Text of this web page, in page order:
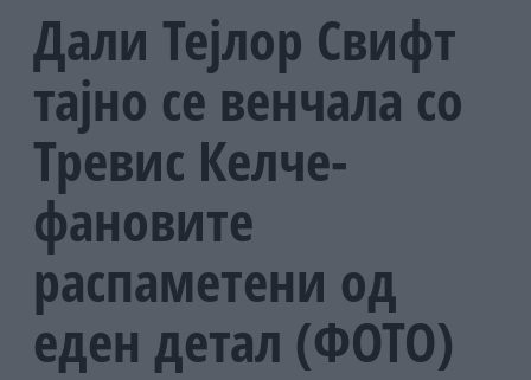
Дали Тејлор Свифт
тајно се венчала со
Тревис Келче-
фановите
распаметени од
еден детал (ФОТО)